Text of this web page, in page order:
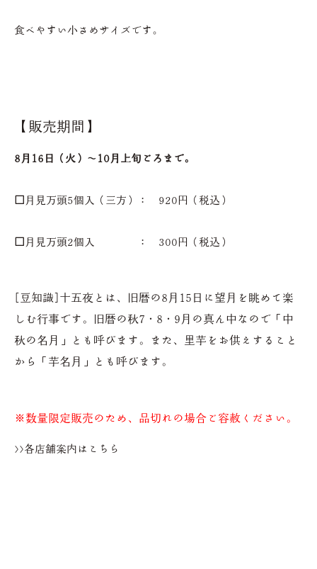
食べやすい小さめサイズです。
【販売期間】
8月16日（火）～10月上旬ごろまで。
□ 月見万頭5個入（三方）： 920円（税込）
□ 月見万頭2個入 ： 300円（税込）
[豆知識] 十五夜とは、旧暦の8月15日に望月を眺めて楽
しむ行事です。旧暦の秋7・8・9月の真ん中なので「中
秋の名月」とも呼びます。また、里芋をお供えすること
から「芋名月」とも呼びます。
※数量限定販売のため、品切れの場合ご容赦ください。
>>各店舗案内はこちら